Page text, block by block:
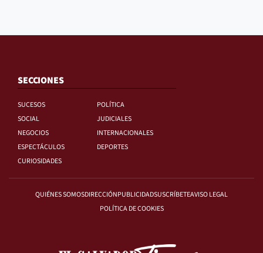
SECCIONES
SUCESOS
POLÍTICA
SOCIAL
JUDICIALES
NEGOCIOS
INTERNACIONALES
ESPECTÁCULOS
DEPORTES
CURIOSIDADES
QUIÉNES SOMOSDIRECCIÓNPUBLICIDADSUSCRÍBETEAVISO LEGAL
POLÍTICA DE COOKIES